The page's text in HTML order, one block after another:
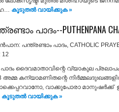
കൂടുതൽ‍ വായിക്കുക »
പാദം--PUTHENPANA
പന്ത്രണ്ടാം പാദം, CATHOLIC
12
ദൈവമാതാവിന്റെ വ്യാകുല പ്രലാപം
അമ്മ കന്യാമണിതന്റെ
വാക്കുപോരാ മാനുഷര്‍ക്ക്
കൂടുതൽ‍ വായിക്കുക »